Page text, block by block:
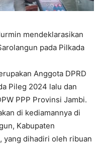
mendeklarasikan
pada Pilkada
Anggota DPRD
Pileg 2024 lalu dan
PPP Provinsi Jambi.
di kediamannya di
Kabupaten
yang dihadiri oleh ribuan